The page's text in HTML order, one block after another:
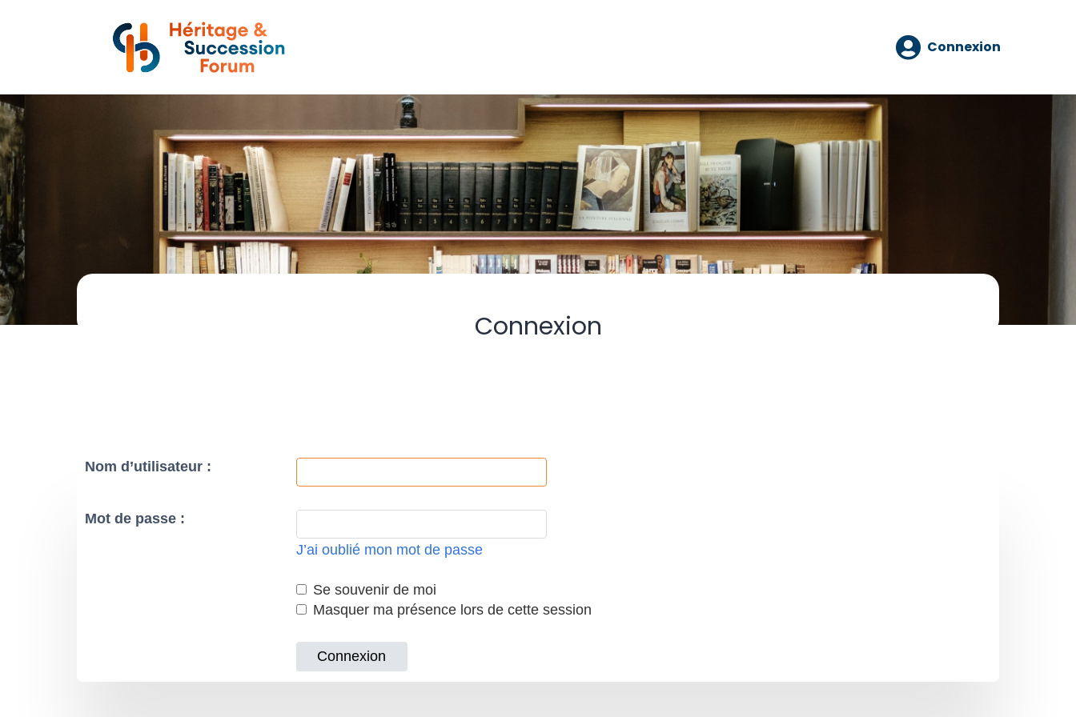
Connexion
Connexion
Nom d’utilisateur :
Mot de passe :
J’ai oublié mon mot de passe
Se souvenir de moi
Masquer ma présence lors de cette session